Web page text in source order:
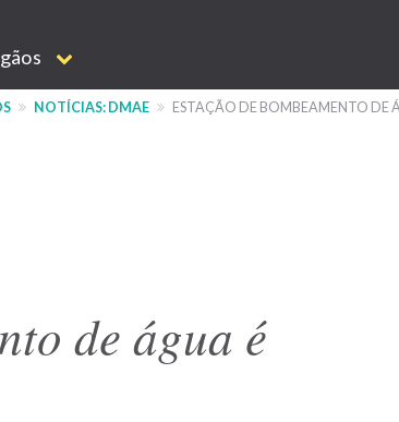
NOTÍCIAS: DMAE ESTAÇÃO DE BOMBEAMENTO DE
de água é